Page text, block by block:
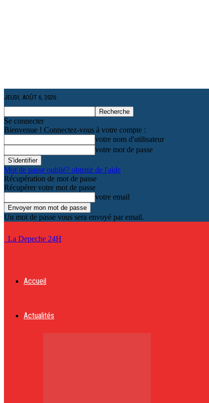
JEUDI, AOÛT 6, 2026
Se connecter
Bienvenue ! Connectez-vous à votre compte :
votre nom d'utilisateur
votre mot de passe
Mot de passe oublié? obtenir de l'aide
Récupération de mot de passe
Récupérer votre mot de passe
votre email
Un mot de passe vous sera envoyé par email.
La Depeche 24H
Accueil
Actualités